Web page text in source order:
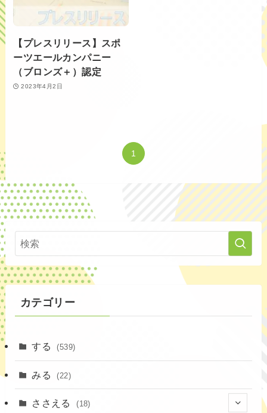
【プレスリリース】スポ
ーツエールカンパニー
（ブロンズ＋）認定
2023年4月2日
1
カテゴリー
する (539)
みる (22)
ささえる (18)